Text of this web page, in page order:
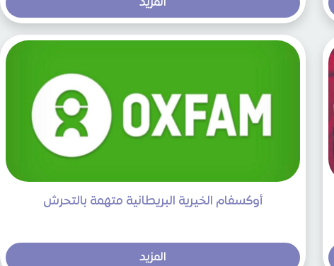
المزيد
أوكسفام الخيرية البريطانية متهمة بالتحرش
المزيد